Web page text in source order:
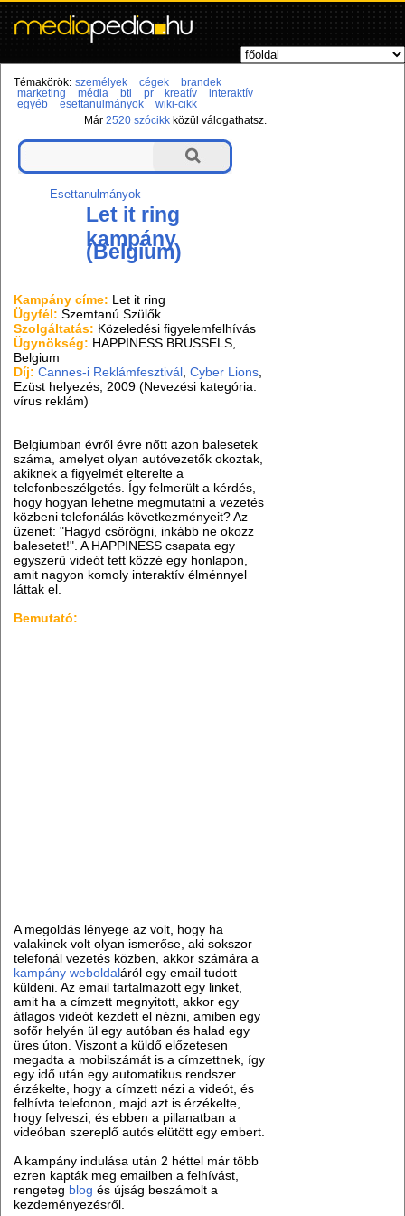
Témakörök: személyek cégek
brandek
marketing
média btl pr kreatív
interaktív
egyéb
esettanulmányok
wiki-cikk
Már2520 szócikk közül válogathatsz.
Esettanulmányok
Let it ring
kampány
(Belgium)
Kampány címe: Let it ring
Ügyfél:Szemtanú Szülők
Szolgáltatás: Közeledési figyelemfelhívás
Ügynökség: HAPPINESS BRUSSELS,
Belgium
Díj:Cannes-i Reklámfesztivál ,Cyber Lions
Ezüst helyezés, 2009 (Nevezési kategória:
vírus reklám)
Belgiumban évről évre nőtt azon balesetek
száma, amelyet olyan autóvezetők okoztak,
akiknek a figyelmét elterelte a
telefonbeszélgetés. Így felmerült a kérdés,
hogy hogyan lehetne megmutatni a vezetés
közbeni telefonálás következményeit? Az
üzenet: "Hagyd csörögni, inkább ne okozz
balesetet!". A HAPPINESS csapata egy
egyszerű videót tett közzé egy honlapon,
amit nagyon komoly interaktív élménnyel
láttak el.
Bemutató:
A megoldás lényege az volt, hogy ha
valakinek volt olyan ismerőse, aki sokszor
telefonál vezetés közben, akkor számára a
kampány weboldaláról egy email tudott
küldeni. Az email tartalmazott egy linket,
amit ha a címzett megnyitott, akkor egy
átlagos videót kezdett el nézni, amiben egy
sofőr helyén ül egy autóban és halad egy
üres úton. Viszont a küldő előzetesen
megadta a mobilszámát is a címzettnek, így
egy idő után egy automatikus rendszer
érzékelte, hogy a címzett nézi a videót, és
felhívta telefonon, majd azt is érzékelte,
hogy felveszi, és ebben a pillanatban a
videóban szereplő autós elütött egy embert.
A kampány indulása után 2 héttel már több
ezren kapták meg emailben a felhívást,
rengeteg blog és újság beszámolt a
kezdeményezésről.